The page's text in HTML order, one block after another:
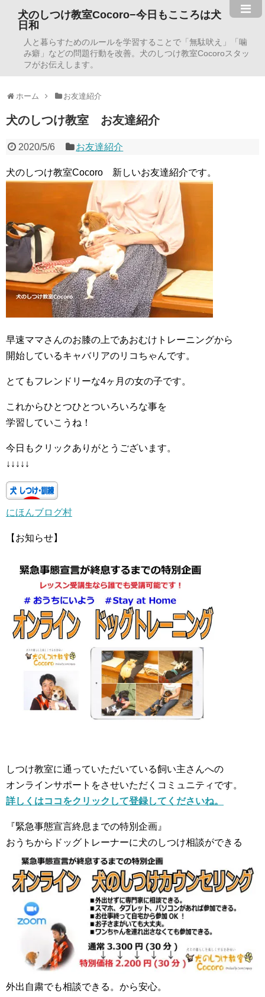
犬のしつけ教室Cocoro−今日もこころは犬
日和
人と暮らすためのルールを学習することで「無駄吠え」「噛
み癖」などの問題行動を改善。犬のしつけ教室Cocoroスタッ
フがお伝えします。
ホーム お友達紹介
犬のしつけ教室 お友達紹介
2020/5/6 お友達紹介
犬のしつけ教室Cocoro 新しいお友達紹介です。
早速ママさんのお膝の上であおむけトレーニングから
開始しているキャバリアのリコちゃんです。
とてもフレンドリーな4ヶ月の女の子です。
これからひとつひとついろいろな事を
学習していこうね！
今日もクリックありがとうございます。
↓↓↓↓↓
にほんブログ村
【お知らせ】
しつけ教室に通っていただいている飼い主さんへの
オンラインサポートをさせいただくコミュニティです。
詳しくはココをクリックして登録してくださいね。
『緊急事態宣言終息までの特別企画』
おうちからドッグトレーナーに犬のしつけ相談ができる
外出自粛でも相談できる。から安心。